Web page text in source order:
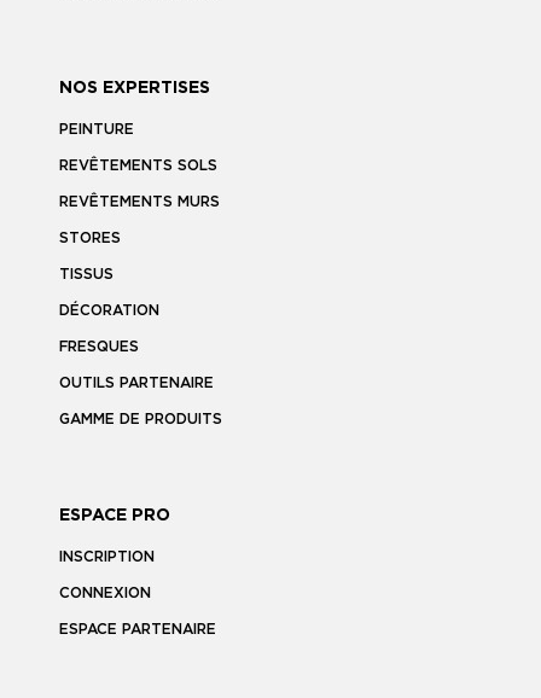
NOS EXPERTISES
PEINTURE
REVÊTEMENTS SOLS
REVÊTEMENTS MURS
STORES
TISSUS
DÉCORATION
FRESQUES
OUTILS PARTENAIRE
GAMME DE PRODUITS
ESPACE PRO
INSCRIPTION
CONNEXION
ESPACE PARTENAIRE